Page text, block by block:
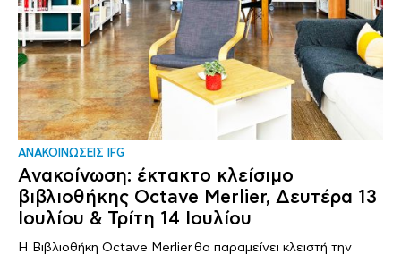
ΑΝΑΚΟΙΝΩΣΕΙΣ IFG
Ανακοίνωση: έκτακτο κλείσιμο
βιβλιοθήκης Octave Merlier, Δευτέρα 13
Ιουλίου & Τρίτη 14 Ιουλίου
Η Βιβλιοθήκη Octave Merlier θα παραμείνει κλειστή την